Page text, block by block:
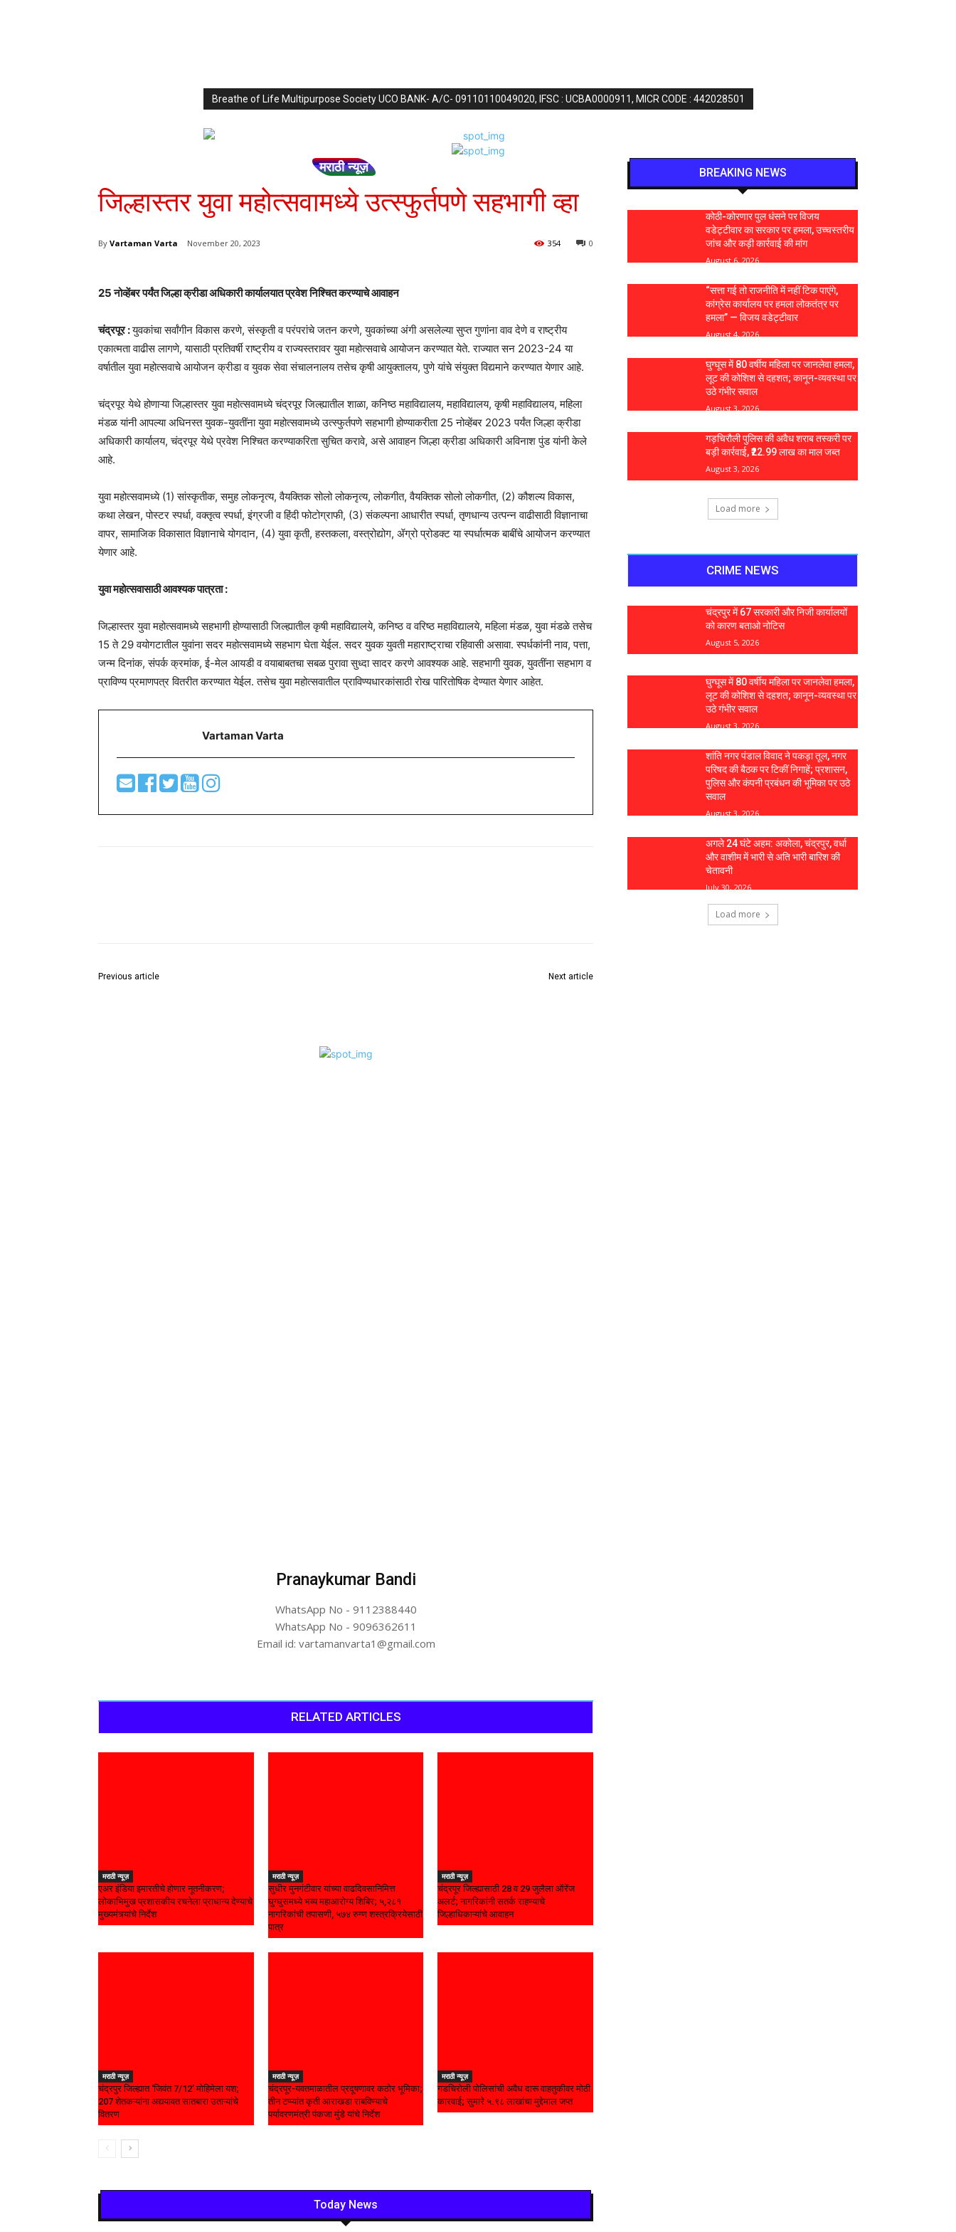
Breathe of Life Multipurpose Society UCO BANK- A/C- 09110110049020, IFSC : UCBA0000911, MICR CODE : 442028501
मराठी न्यूज़
जिल्हास्तर युवा महोत्सवामध्ये उत्स्फुर्तपणे सहभागी व्हा
By Vartaman Varta November 20, 2023 0
354
25 नोव्हेंबर पर्यंत जिल्हा क्रीडा अधिकारी कार्यालयात प्रवेश निश्चित करण्याचे आवाहन
चंद्रपूर :युवकांचा सर्वांगीन विकास करणे, संस्कृती व परंपरांचे जतन करणे, युवकांच्या अंगी असलेल्या सुप्त गुणांना वाव देणे व राष्ट्रीय
एकात्मता वाढीस लागणे, यासाठी प्रतिवर्षी राष्ट्रीय व राज्यस्तरावर युवा महोत्सवाचे आयोजन करण्यात येते. राज्यात सन 2023-24 या
वर्षातील युवा महोत्सवाचे आयोजन क्रीडा व युवक सेवा संचालनालय तसेच कृषी आयुक्तालय, पुणे यांचे संयुक्त विद्यमाने करण्यात येणार आहे.
चंद्रपूर येथे होणाऱ्या जिल्हास्तर युवा महोत्सवामध्ये चंद्रपूर जिल्ह्यातील शाळा, कनिष्ठ महाविद्यालय, महाविद्यालय, कृषी महाविद्यालय, महिला
मंडळ यांनी आपल्या अधिनस्त युवक-युवतींना युवा महोत्सवामध्ये उत्स्फुर्तपणे सहभागी होण्याकरीता 25 नोव्हेंबर 2023 पर्यंत जिल्हा क्रीडा
अधिकारी कार्यालय, चंद्रपूर येथे प्रवेश निश्चित करण्याकरिता सुचित करावे, असे आवाहन जिल्हा क्रीडा अधिकारी अविनाश पुंड यांनी केले
आहे.
युवा महोत्सवामध्ये (1) सांस्कृतीक, समुह लोकनृत्य, वैयक्तिक सोलो लोकनृत्य, लोकगीत, वैयक्तिक सोलो लोकगीत, (2) कौशल्य विकास,
कथा लेखन, पोस्टर स्पर्धा, वक्तृत्व स्पर्धा, इंग्रजी व हिंदी फोटोग्राफी, (3) संकल्पना आधारीत स्पर्धा, तृणधान्य उत्पन्न वाढीसाठी विज्ञानाचा
वापर, सामाजिक विकासात विज्ञानाचे योगदान, (4) युवा कृती, हस्तकला, वस्त्रोद्योग, ॲग्रो प्रोडक्ट या स्पर्धात्मक बाबींचे आयोजन करण्यात
येणार आहे.
युवा महोत्सवासाठी आवश्यक पात्रता :
जिल्हास्तर युवा महोत्सवामध्ये सहभागी होण्यासाठी जिल्ह्यातील कृषी महाविद्यालये, कनिष्ठ व वरिष्ठ महाविद्यालये, महिला मंडळ, युवा मंडळे तसेच
15 ते 29 वयोगटातील युवांना सदर महोत्सवामध्ये सहभाग घेता येईल. सदर युवक युवती महाराष्ट्राचा रहिवासी असावा. स्पर्धकांनी नाव, पत्ता,
जन्म दिनांक, संपर्क क्रमांक, ई-मेल आयडी व वयाबाबतचा सबळ पुरावा सुध्दा सादर करणे आवश्यक आहे. सहभागी युवक, युवतींना सहभाग व
प्राविण्य प्रमाणपत्र वितरीत करण्यात येईल. तसेच युवा महोत्सवातील प्राविण्यधारकांसाठी रोख पारितोषिक देण्यात येणार आहेत.
Vartaman Varta
Previous article Next article
Pranaykumar Bandi
WhatsApp No - 9112388440
WhatsApp No - 9096362611
Email id: vartamanvarta1@gmail.com
RELATED ARTICLES
मराठी न्यूज़
एअर इंडिया इमारतीचे होणार नूतनीकरण;
लोकाभिमुख प्रशासकीय रचनेला प्राधान्य देण्याचे
मुख्यमंत्र्यांचे निर्देश
मराठी न्यूज़
सुधीर मुनगंटीवार यांच्या वाढदिवसानिमित्त
घुग्घुसमध्ये भव्य महाआरोग्य शिबिर; ५,२८१
नागरिकांची तपासणी, ५७४ रुग्ण शस्त्रक्रियेसाठी
पात्र
मराठी न्यूज़
चंद्रपूर जिल्ह्यासाठी 28 व 29 जुलैला ऑरेंज
अलर्ट; नागरिकांनी सतर्क राहण्याचे
जिल्हाधिकाऱ्यांचे आवाहन
मराठी न्यूज़
चंद्रपुर जिल्ह्यात ‘जिवंत 7/12’ मोहिमेला यश;
207 शेतकऱ्यांना अद्ययावत सातबारा उताऱ्यांचे
वितरण
मराठी न्यूज़
चंद्रपूर-यवतमाळातील प्रदूषणावर कठोर भूमिका;
तीन टप्प्यांत कृती आराखडा राबविण्याचे
पर्यावरणमंत्री पंकजा मुंडे यांचे निर्देश
मराठी न्यूज़
गडचिरोली पोलिसांची अवैध दारू वाहतुकीवर मोठी
कारवाई; सुमारे ५.९८ लाखांचा मुद्देमाल जप्त
Today News
BREAKING NEWS
कोठी-कोरणार पुल धंसने पर विजय
वडेट्टीवार का सरकार पर हमला, उच्चस्तरीय
जांच और कड़ी कार्रवाई की मांग
August 6, 2026
“सत्ता गई तो राजनीति में नहीं टिक पाएंगे,
कांग्रेस कार्यालय पर हमला लोकतंत्र पर
हमला” — विजय वडेट्टीवार
August 4, 2026
घुग्घूस में 80 वर्षीय महिला पर जानलेवा हमला,
लूट की कोशिश से दहशत; कानून-व्यवस्था पर
उठे गंभीर सवाल
August 3, 2026
गड़चिरौली पुलिस की अवैध शराब तस्करी पर
बड़ी कार्रवाई, ₹22.99 लाख का माल जब्त
August 3, 2026
Load more
CRIME NEWS
चंद्रपुर में 67 सरकारी और निजी कार्यालयों
को कारण बताओ नोटिस
August 5, 2026
घुग्घूस में 80 वर्षीय महिला पर जानलेवा हमला,
लूट की कोशिश से दहशत; कानून-व्यवस्था पर
उठे गंभीर सवाल
August 3, 2026
शांति नगर पंडाल विवाद ने पकड़ा तूल, नगर
परिषद की बैठक पर टिकीं निगाहें; प्रशासन,
पुलिस और कंपनी प्रबंधन की भूमिका पर उठे
सवाल
August 3, 2026
अगले 24 घंटे अहम: अकोला, चंद्रपुर, वर्धा
और वाशीम में भारी से अति भारी बारिश की
चेतावनी
July 30, 2026
Load more